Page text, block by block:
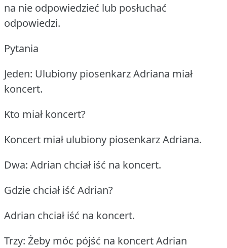
na nie odpowiedzieć lub posłuchać
odpowiedzi.
Pytania
Jeden: Ulubiony piosenkarz Adriana miał
koncert.
Kto miał koncert?
Koncert miał ulubiony piosenkarz Adriana.
Dwa: Adrian chciał iść na koncert.
Gdzie chciał iść Adrian?
Adrian chciał iść na koncert.
Trzy: Żeby móc pójść na koncert Adrian